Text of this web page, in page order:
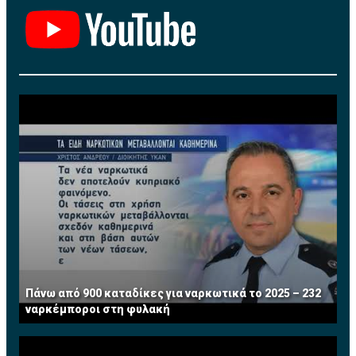
Πάνω από 900 καταδίκες για ναρκωτικά το 2025 – 232
ναρκέμποροι στη φυλακή